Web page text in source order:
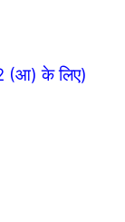
(आ) के लिए)